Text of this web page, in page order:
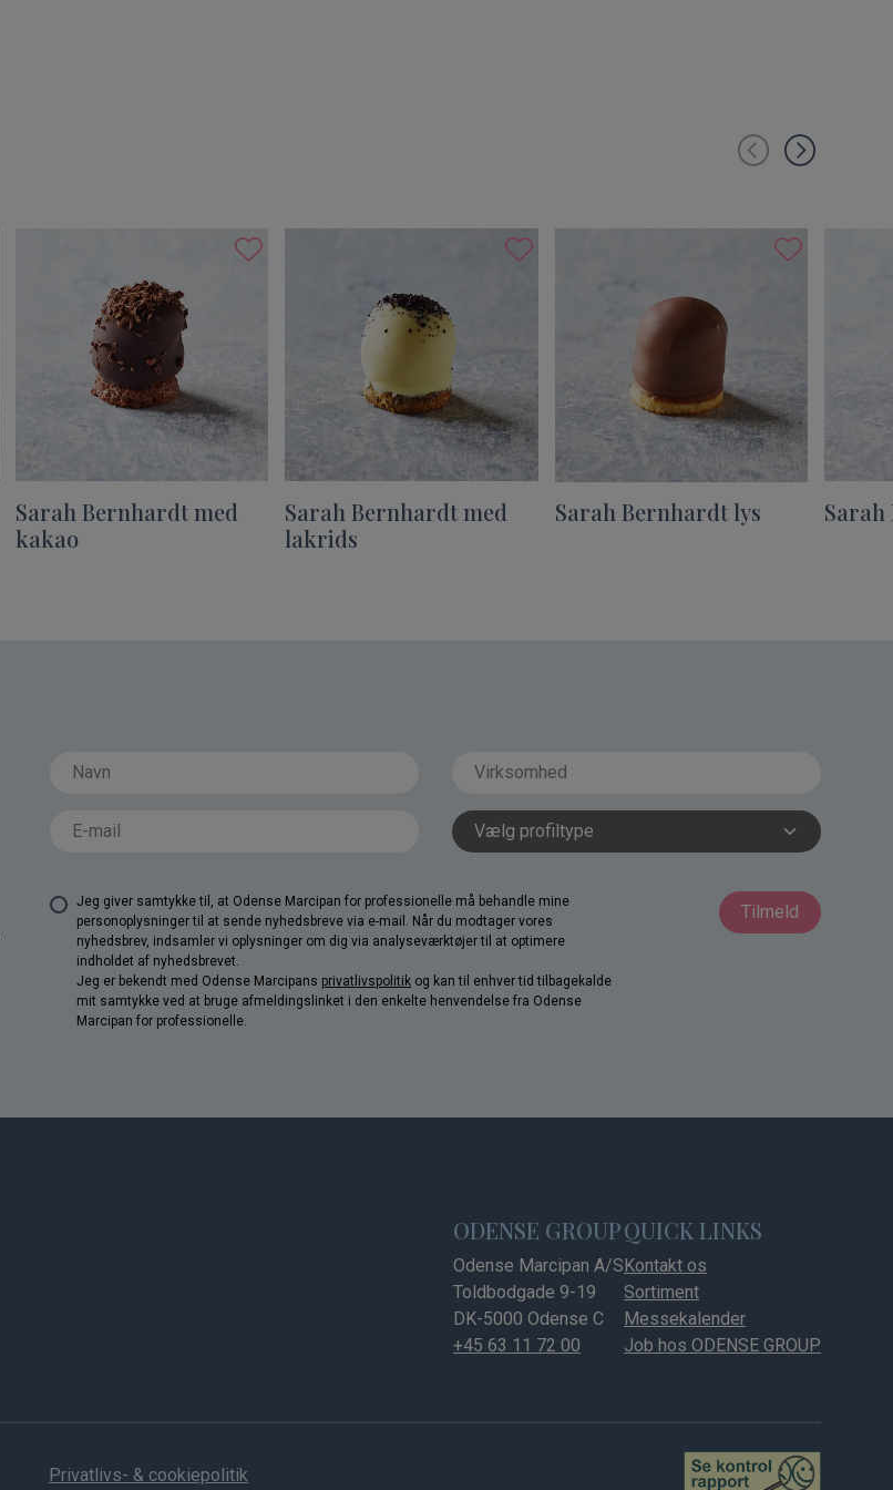
Sarah Bernhardt med
kakao
Sarah Bernhardt med
lakrids
Sarah Bernhardt lys
Jeg giver samtykke til, at Odense Marcipan for professionelle må behandle mine
personoplysninger til at sende nyhedsbreve via e-mail. Når du modtager vores
nyhedsbrev, indsamler vi oplysninger om dig via analyseværktøjer til at optimere
indholdet af nyhedsbrevet.
Jeg er bekendt med Odense Marcipans privatlivspolitik og kan til enhver tid tilbagekalde
mit samtykke ved at bruge afmeldingslinket i den enkelte henvendelse fra Odense
Marcipan for professionelle.
Tilmeld
ODENSE GROUP
Odense Marcipan A/S
Toldbodgade 9-19
DK-5000 Odense C
+45 63 11 72 00
QUICK LINKS
Kontakt os
Sortiment
Messekalender
Job hos ODENSE GROUP
Privatlivs- & cookiepolitik